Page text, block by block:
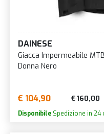
DAINESE
Giacca Impermeabile
Donna Nero
€ 104,90 € 160,00
Disponibile Spedizione in 24